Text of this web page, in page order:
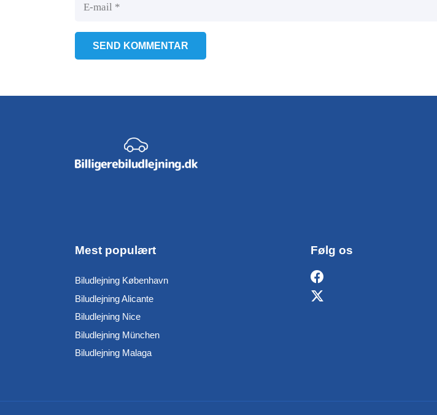
SEND KOMMENTAR
Mest populært
Biludlejning København
Biludlejning Alicante
Biludlejning Nice
Biludlejning München
Biludlejning Malaga
Følg os